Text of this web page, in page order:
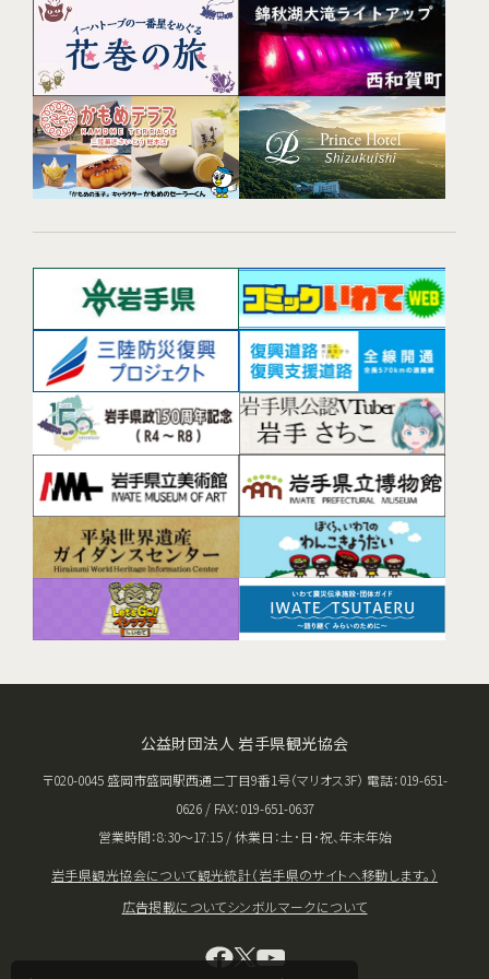
公益財団法人 岩手県観光協会
〒020-0045 盛岡市盛岡駅西通二丁目9番1号（マリオス3F） 電話：019-651-
0626 / FAX：019-651-0637
営業時間：8:30〜17:15 / 休業日：土･日･祝、年末年始
岩手県観光協会について観光統計（岩手県のサイトへ移動します。）
広告掲載についてシンボルマークについて